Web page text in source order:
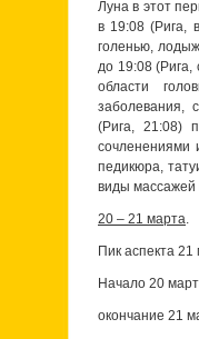
Луна в этот
в 19:08 (Рига,
голенью,
до 19:08 (Рига,
области
заболевания,
(Рига, 21:08)
сочленениями
педикюра,
виды массажей
20 – 21 марта.
Пик аспекта
Начало 20
окончание 21